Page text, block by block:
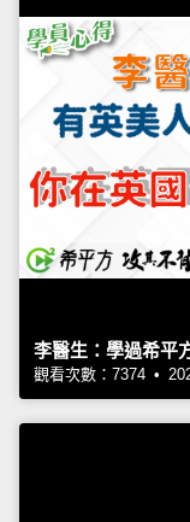
李醫生：學過希平
觀看次數：7374 •